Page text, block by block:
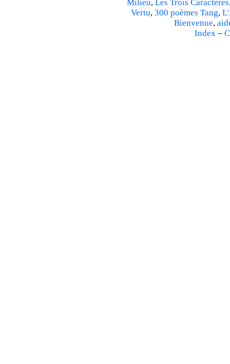
Milieu, Les Trois Caractères
Vertu, 300 poèmes Tang,
Bienvenue,
Index–